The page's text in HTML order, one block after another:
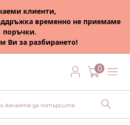
клиенти,
временно не приемаме
поръчки.
Ви за разбирането!
0